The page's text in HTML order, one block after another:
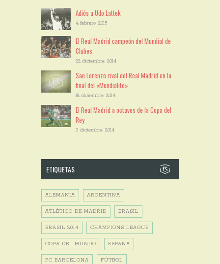
Adiós a Udo Lattek
4 febrero, 2015
El Real Madrid campeón del Mundial de
Clubes
22 diciembre, 2014
San Lorenzo rival del Real Madrid en la
final del «Mundialito»
18 diciembre, 2014
El Real Madrid a octavos de la Copa del
Rey
3 diciembre, 2014
ETIQUETAS
ALEMANIA ARGENTINA
ATLÉTICO DE MADRID BRASIL
BRASIL 2014 CHAMPIONS LEAGUE
COPA DEL MUNDO ESPAÑA
FC BARCELONA FÚTBOL